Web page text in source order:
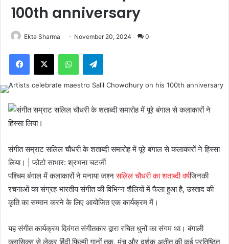
100th anniversary
Ekta Sharma November 20, 2024 0
Facebook
X WhatsAppTelegram
संगीत सम्राट सलिल चौधरी के शताब्दी समारोह में पूरे बंगाल से कलाकारों ने हिस्सा
लिया। | फोटो साभार: श्रभना चटर्जी
पश्चिम बंगाल में कलाकारों ने मनाया जश्नसलिल चौधरी का शताब्दी वर्षजिनकी
रचनाओं का संग्रह भारतीय संगीत की विभिन्न शैलियों में फैला हुआ है, उस्ताद की
कृति का सम्मान करने के लिए आयोजित एक कार्यक्रम में।
यह संगीत कार्यक्रम दिवंगत संगीतकार द्वारा रचित धुनों का संगम था। बंगाली
क्लासिक्स से लेकर हिंदी फिल्मी गानों तक, मंच और दर्शक अतीत की कई प्रतिष्ठित